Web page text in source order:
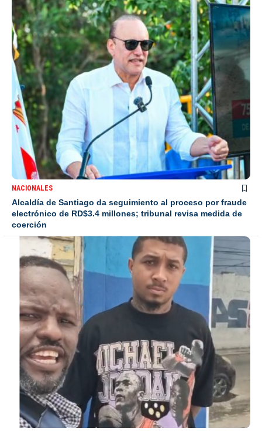
NACIONALES
Alcaldía de Santiago da seguimiento al proceso por fraude
electrónico de RD$3.4 millones; tribunal revisa medida de
coerción